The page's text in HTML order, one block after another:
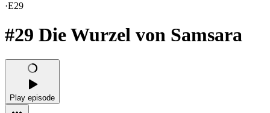
·E29
#29 Die Wurzel von Samsara
Play episode